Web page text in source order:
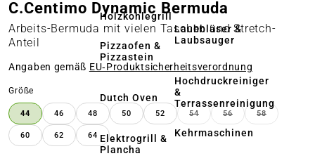
Holzkohlegrill
Pizzaofen &
Pizzastein
Dutch Oven
Elektrogrill &
Plancha
Laubbläser &
Laubsauger
Hochdruckreiniger
&
Terrassenreinigung
Kehrmaschinen
C.Centimo Dynamic Bermuda
Arbeits-Bermuda mit vielen Taschen und Stretch-
Anteil
Angaben gemäß EU‑Produktsicherheitsverordnung
Größe
44 46 48 50 52 54(DIESE OPTION IST
56(DIESE OPTION IST
58(DIESE
60 62 64